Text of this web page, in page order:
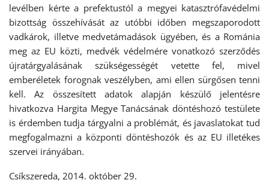
levélben kérte a prefektustól a megyei katasztrófavédelmi
bizottság összehívását az utóbbi időben megszaporodott
vadkárok, illetve medvetámadások ügyében, és a Románia
meg az EU közti, medvék védelmére vonatkozó szerződés
újratárgyalásának szükségességét vetette fel, mivel
emberéletek forognak veszélyben, ami ellen sürgősen tenni
kell. Az összesített adatok alapján készülő jelentésre
hivatkozva Hargita Megye Tanácsának döntéshozó testülete
is érdemben tudja tárgyalni a problémát, és javaslatokat tud
megfogalmazni a központi döntéshozók és az EU illetékes
szervei irányában.
Csíkszereda, 2014. október 29.